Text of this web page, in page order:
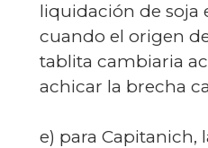
liquidación de soja
cuando el origen
tablita cambiaria
achicar la brecha
e) para Capitanich,